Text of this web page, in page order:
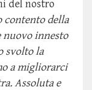
del nostro
contento della
nuovo innesto
svolto la
a migliorarci
Assoluta e